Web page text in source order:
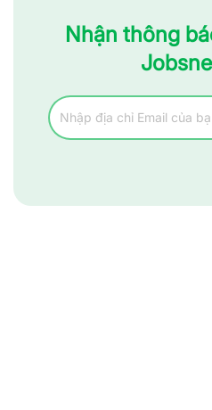
Nhận thông